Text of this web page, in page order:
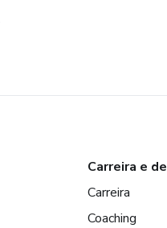
Carreira e
Carreira
Coaching